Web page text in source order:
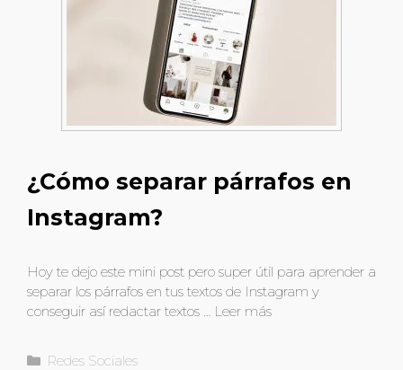
¿Cómo separar párrafos en
Instagram?
Hoy te dejo este mini post pero super útil para aprender a
separar los párrafos en tus textos de Instagram y
conseguir así redactar textos …
Leer más
Redes Sociales